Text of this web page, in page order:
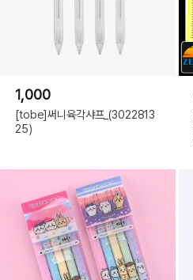
1,000
[tobe]써니육각샤프_(3022813
25)